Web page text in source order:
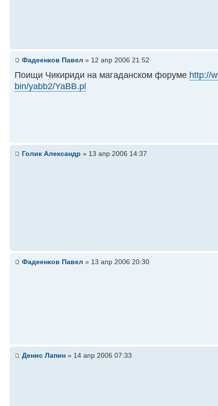
Фадеенков Павел » 12 апр 2006 21:52
Поищи Чикириди на магаданском форуме http://
bin/yabb2/YaBB.pl
Голик Александр » 13 апр 2006 14:37
Фадеенков Павел » 13 апр 2006 20:30
Денис Лапин » 14 апр 2006 07:33